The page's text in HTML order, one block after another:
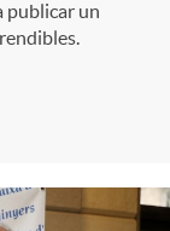
publicar un